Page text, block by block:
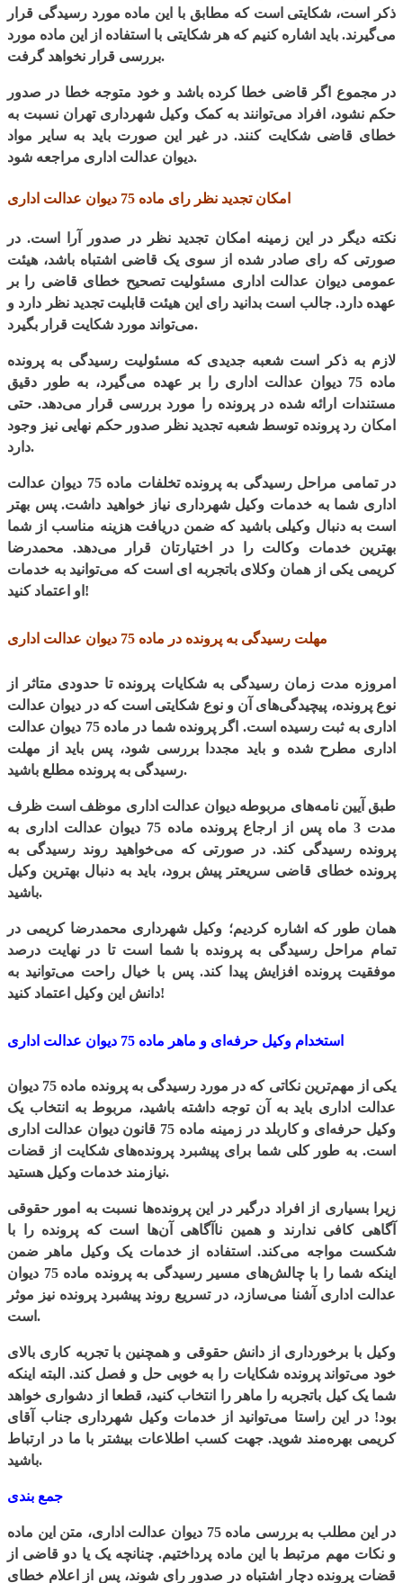
ذکر است، شکایتی است که مطابق با این ماده مورد رسیدگی قرار
می‌گیرند. باید اشاره کنیم که هر شکایتی با استفاده از این ماده مورد
بررسی قرار نخواهد گرفت.
در مجموع اگر قاضی خطا کرده باشد و خود متوجه خطا در صدور
حکم نشود، افراد می‌توانند به کمک وکیل شهرداری تهران نسبت به
خطای قاضی شکایت کنند. در غیر این صورت باید به سایر مواد
دیوان عدالت اداری مراجعه شود.
امکان تجدید نظر رای ماده 75 دیوان عدالت اداری
نکته دیگر در این زمینه امکان تجدید نظر در صدور آرا است. در
صورتی که رای صادر شده از سوی یک قاضی اشتباه باشد، هیئت
عمومی دیوان عدالت اداری مسئولیت تصحیح خطای قاضی را بر
عهده دارد. جالب است بدانید رای این هیئت قابلیت تجدید نظر دارد و
می‌تواند مورد شکایت قرار بگیرد.
لازم به ذکر است شعبه جدیدی که مسئولیت رسیدگی به پرونده
ماده 75 دیوان عدالت اداری را بر عهده می‌گیرد، به طور دقیق
مستندات ارائه شده در پرونده را مورد بررسی قرار می‌دهد. حتی
امکان رد پرونده توسط شعبه تجدید نظر صدور حکم نهایی نیز وجود
دارد.
در تمامی مراحل رسیدگی به پرونده تخلفات ماده 75 دیوان عدالت
اداری شما به خدمات وکیل شهرداری نیاز خواهید داشت. پس بهتر
است به دنبال وکیلی باشید که ضمن دریافت هزینه مناسب از شما
بهترین خدمات وکالت را در اختیارتان قرار می‌دهد. محمدرضا
کریمی یکی از همان وکلای باتجربه ای است که می‌توانید به خدمات
او اعتماد کنید!
مهلت رسیدگی به پرونده در ماده 75 دیوان عدالت اداری
امروزه مدت زمان رسیدگی به شکایات پرونده تا حدودی متاثر از
نوع پرونده، پیچیدگی‌های آن و نوع شکایتی است که در دیوان عدالت
اداری به ثبت رسیده است. اگر پرونده شما در ماده 75 دیوان عدالت
اداری مطرح شده و باید مجددا بررسی شود، پس باید از مهلت
رسیدگی به پرونده مطلع باشید.
طبق آیین نامه‌های مربوطه دیوان عدالت اداری موظف است ظرف
مدت 3 ماه پس از ارجاع پرونده ماده 75 دیوان عدالت اداری به
پرونده رسیدگی کند. در صورتی که می‌خواهید روند رسیدگی به
پرونده خطای قاضی سریعتر پیش برود، باید به دنبال بهترین وکیل
باشید.
همان طور که اشاره کردیم؛ وکیل شهرداری محمدرضا کریمی در
تمام مراحل رسیدگی به پرونده با شما است تا در نهایت درصد
موفقیت پرونده افزایش پیدا کند. پس با خیال راحت می‌توانید به
دانش این وکیل اعتماد کنید!
استخدام وکیل حرفه‌ای و ماهر ماده 75 دیوان عدالت اداری
یکی از مهم‌ترین نکاتی که در مورد رسیدگی به پرونده ماده 75 دیوان
عدالت اداری باید به آن توجه داشته باشید، مربوط به انتخاب یک
وکیل حرفه‌ای و کاربلد در زمینه ماده 75 قانون دیوان عدالت اداری
است. به طور کلی شما برای پیشبرد پرونده‌های شکایت از قضات
نیازمند خدمات وکیل هستید.
زیرا بسیاری از افراد درگیر در این پرونده‌ها نسبت به امور حقوقی
آگاهی کافی ندارند و همین ناآگاهی آن‌ها است که پرونده را با
شکست مواجه می‌کند. استفاده از خدمات یک وکیل ماهر ضمن
اینکه شما را با چالش‌های مسیر رسیدگی به پرونده ماده 75 دیوان
عدالت اداری آشنا می‌سازد، در تسریع روند پیشبرد پرونده نیز موثر
است.
وکیل با برخورداری از دانش حقوقی و همچنین با تجربه کاری بالای
خود می‌تواند پرونده شکایات را به خوبی حل و فصل کند. البته اینکه
شما یک کیل باتجربه را ماهر را انتخاب کنید، قطعا از دشواری خواهد
بود! در این راستا می‌توانید از خدمات وکیل شهرداری جناب آقای
کریمی بهره‌مند شوید. جهت کسب اطلاعات بیشتر با ما در ارتباط
باشید.
جمع بندی
در این مطلب به بررسی ماده 75 دیوان عدالت اداری، متن این ماده
و نکات مهم مرتبط با این ماده پرداختیم. چنانچه یک یا دو قاضی از
قضات پرونده دچار اشتباه در صدور رای شوند، پس از اعلام خطای